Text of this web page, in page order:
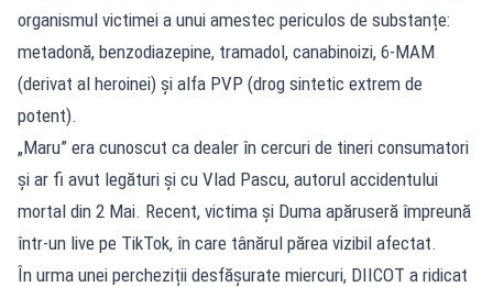
organismul victimei a unui amestec periculos de substanțe:
metadonă, benzodiazepine, tramadol, canabinoizi, 6-MAM
(derivat al heroinei) și alfa PVP (drog sintetic extrem de
potent).
„Maru” era cunoscut ca dealer în cercuri de tineri consumatori
și ar fi avut legături și cu Vlad Pascu, autorul accidentului
mortal din 2 Mai. Recent, victima și Duma apăruseră împreună
într-un live pe TikTok, în care tânărul părea vizibil afectat.
În urma unei percheziții desfășurate miercuri, DIICOT a ridicat